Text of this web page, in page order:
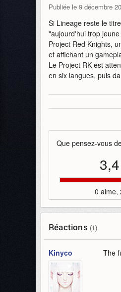
Publiée le 9 décembre
Si Lineage reste le
"aujourd'hui trop
Project Red Knights,
et affichant un
Le Project RK est
en six langues, puis
Que pensez-vous
3,4
0 aime,
Réactions (1)
Kinyco The